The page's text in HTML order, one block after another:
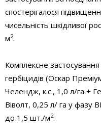
спостерігалося
чисельність шкідливої
м2.
Комплексне
гербіцидів (Оскар
Челендж, к.с., 1,0 л/га +
Віволт, 0,25 л/ га у фазу
до 1,5 шт./м2.